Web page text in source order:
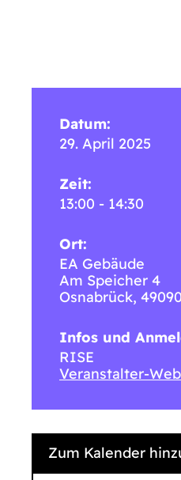
Datum:
29. April 2025
Zeit:
13:00 - 14:30
Ort:
EA Gebäude
Am Speicher 4
Osnabrück, 49090
Infos und
RISE
Veranstalter-
Zum Kalender